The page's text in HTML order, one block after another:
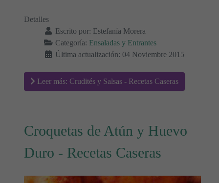
Detalles
Escrito por: Estefanía Morera
Categoría: Ensaladas y Entrantes
Última actualización: 04 Noviembre 2015
Leer más: Crudités y Salsas - Recetas Caseras
Croquetas de Atún y Huevo
Duro - Recetas Caseras